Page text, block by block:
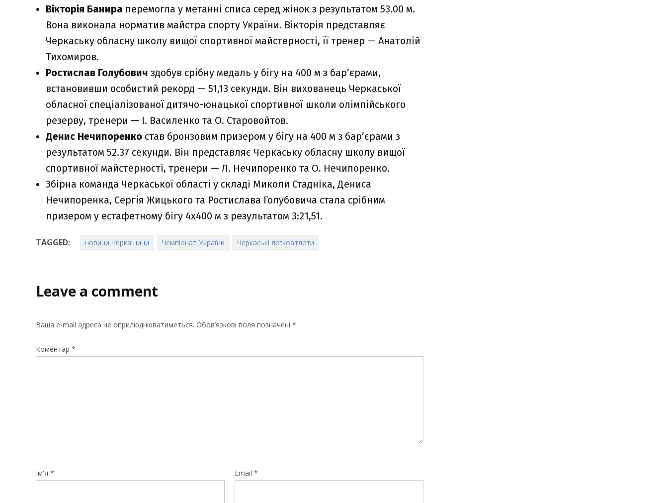
Вікторія Банира перемогла у метанні списа серед жінок з результатом 53.00 м.
Вона виконала норматив майстра спорту України. Вікторія представляє
Черкаську обласну школу вищої спортивної майстерності, її тренер — Анатолій
Тихомиров.
Ростислав Голубович здобув срібну медаль у бігу на 400 м з бар’єрами,
встановивши особистий рекорд — 51,13 секунди. Він вихованець Черкаської
обласної спеціалізованої дитячо-юнацької спортивної школи олімпійського
резерву, тренери — І. Василенко та О. Старовойтов.
Денис Нечипоренко став бронзовим призером у бігу на 400 м з бар’єрами з
результатом 52.37 секунди. Він представляє Черкаську обласну школу вищої
спортивної майстерності, тренери — Л. Нечипоренко та О. Нечипоренко.
Збірна команда Черкаської області у складі Миколи Стадніка, Дениса
Нечипоренка, Сергія Жицького та Ростислава Голубовича стала срібним
призером у естафетному бігу 4х400 м з результатом 3:21,51.
TAGGED: новини Черкащини Чемпіонат України Черкаські легкоатлети
Leave a comment
Ваша e-mail адреса не оприлюднюватиметься. Обов’язкові поля позначені *
Коментар *
Ім'я * Email *